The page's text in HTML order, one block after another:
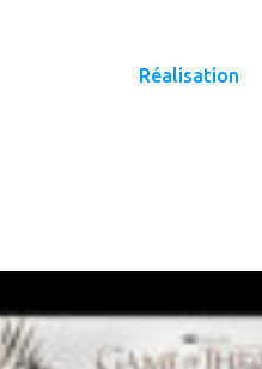
Réalisation